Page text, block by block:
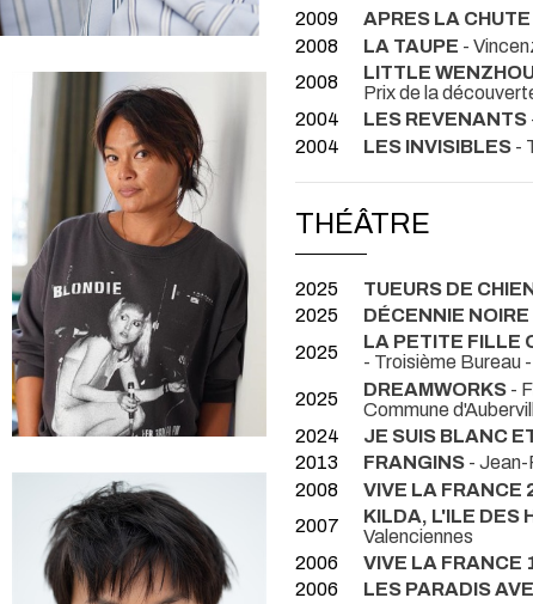
2009
APRES LA CHUTE
2008
LA TAUPE -
2008
LITTLE
Prix de la
2004
LES REVENANTS
2004
LES INVISIBLES -
THÉÂTRE
2025 TUEURS DE
2025
DÉCENNIE NOIRE
2025
LA PETITE FILLE
- Troisième Bureau
2025
DREAMWORKS -
Commune
2024
JE SUIS BLANC
2013
FRANGINS -
2008
VIVE LA FRANCE
2007
KILDA, L'ILE DES
Valenciennes
2006
VIVE LA FRANCE
2006
LES PARADIS